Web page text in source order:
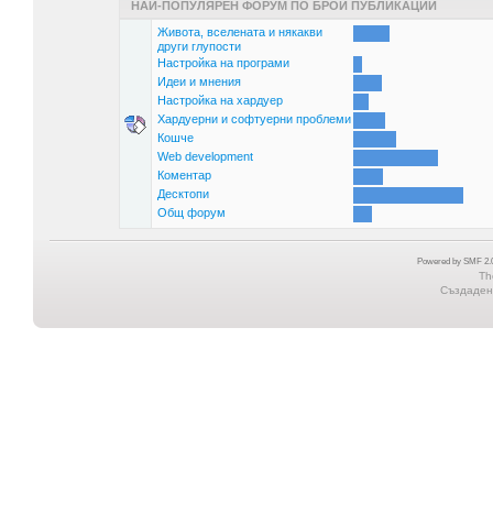
НАЙ-ПОПУЛЯРЕН ФОРУМ ПО БРОЙ ПУБЛИКАЦИИ
Живота, вселената и някакви
други глупости
Настройка на програми
Идеи и мнения
Настройка на хардуер
Хардуерни и софтуерни проблеми
Кошче
Web development
Коментар
Десктопи
Общ форум
Powered by SMF